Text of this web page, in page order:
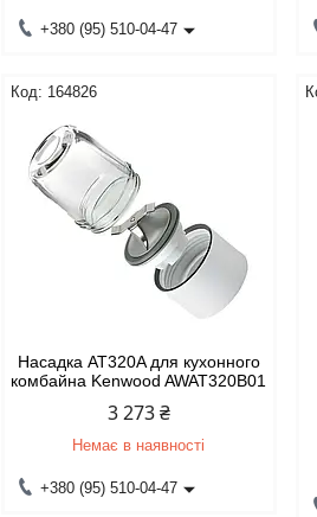
+380 (95) 510-04-47
164826
Насадка AT320A для кухонного
комбайна Kenwood AWAT320B01
3 273 ₴
Немає в наявності
+380 (95) 510-04-47